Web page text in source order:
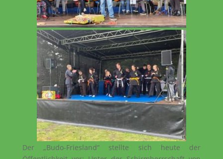
Der „Budo-Friesland“ stellte sich heute der